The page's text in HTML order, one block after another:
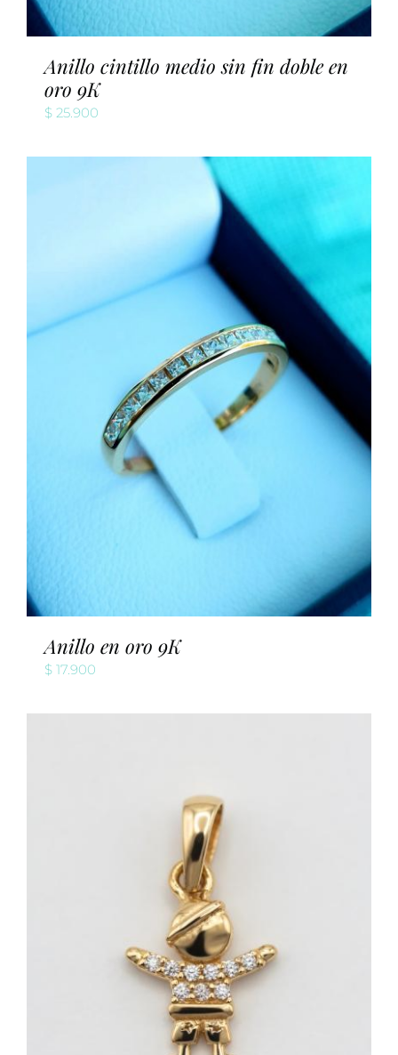
Anillo cintillo medio sin fin doble en
oro 9K
$ 25.900
Anillo en oro 9K
$ 17.900